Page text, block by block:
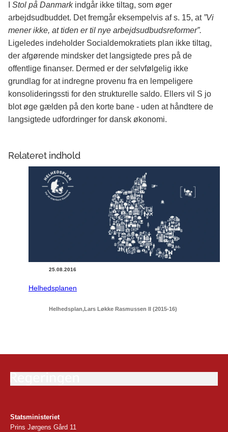
Stol på Danmark indgår ikke tiltag, som øger
arbejdsudbuddet. Det fremgår eksempelvis af s. 15, at ”Vi
mener ikke, at tiden er til nye arbejdsudbudsreformer”.
Ligeledes indeholder Socialdemokratiets plan ikke tiltag,
der afgørende mindsker det langsigtede pres på de
offentlige finanser. Dermed er der selvfølgelig ikke
grundlag for at indregne provenu fra en lempeligere
konsolideringssti for den strukturelle saldo. Ellers vil S jo
blot øge gælden på den korte bane - uden at håndtere de
langsigtede udfordringer for dansk økonomi.
Relateret indhold
25.08.2016
Helhedsplanen
Helhedsplan Lars Løkke Rasmussen II (2015-16)
Statsministeriet
Prins Jørgens Gård 11